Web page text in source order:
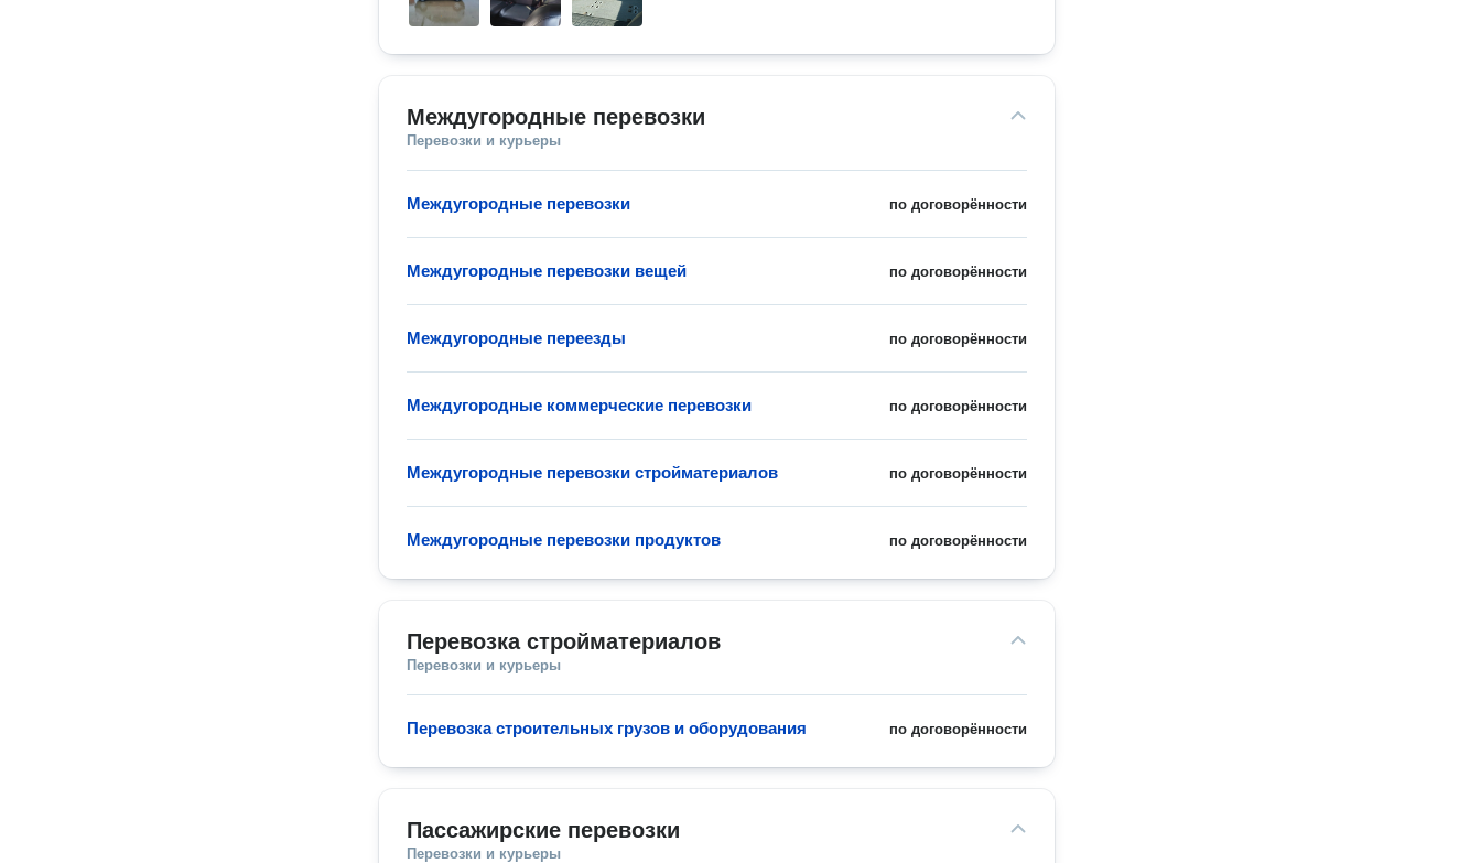
Междугородные перевозки
Перевозки и курьеры
по договорённости
Междугородные перевозки
по договорённости
Междугородные перевозки вещей
по договорённости
Междугородные переезды
по договорённости
Междугородные коммерческие перевозки
по договорённости
Междугородные перевозки стройматериалов
по договорённости
Междугородные перевозки продуктов
Перевозка стройматериалов
Перевозки и курьеры
по договорённости
Перевозка строительных грузов и оборудования
Пассажирские перевозки
Перевозки и курьеры